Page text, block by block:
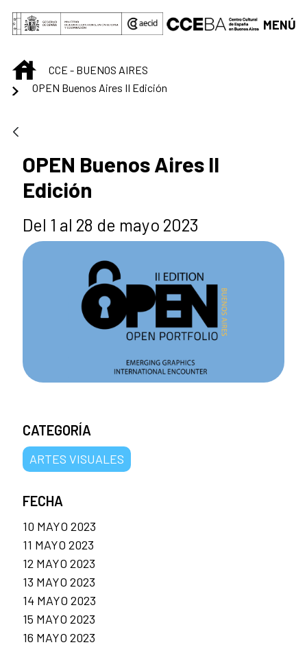
Saltar al contenido principal
MENÚ
INICIOCCE - BUENOS AIRES
OPEN Buenos Aires II Edición
OPEN Buenos Aires II
Edición
Del 1 al 28 de mayo 2023
CATEGORÍA
ARTES VISUALES
FECHA
10 MAYO 2023
11 MAYO 2023
12 MAYO 2023
13 MAYO 2023
14 MAYO 2023
15 MAYO 2023
16 MAYO 2023